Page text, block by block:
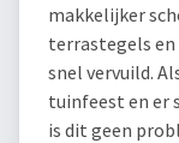
makkelijker
terrastegels
snel vervuild.
tuinfeest en er
is dit geen